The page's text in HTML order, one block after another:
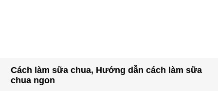
Cách làm sữa chua, Hướng dẫn cách làm sữa
chua ngon